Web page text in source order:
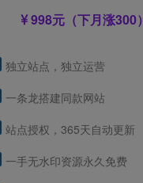
998元（下月涨300）
独立站点，独立运营
一条龙搭建同款网站
站点授权，365天自动更新
一手无水印资源永久免费